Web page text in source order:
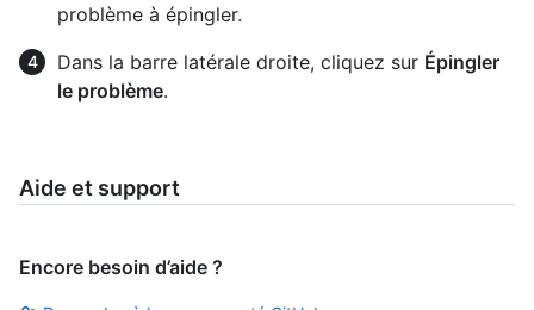
problème à épingler.
Dans la barre latérale droite, cliquez sur Épingler
le problème.
Aide et support
Encore besoin d’aide ?